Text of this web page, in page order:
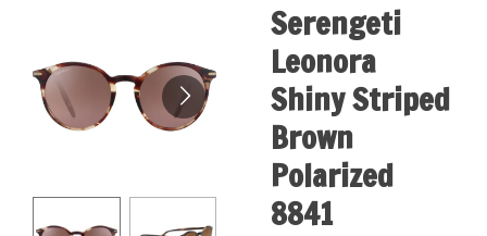
Serengeti
Leonora
Shiny Striped
Brown
Polarized
8841